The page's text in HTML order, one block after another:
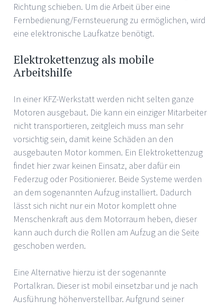
Richtung schieben. Um die Arbeit über eine
Fernbedienung/Fernsteuerung zu ermöglichen, wird
eine elektronische Laufkatze benötigt.
Elektrokettenzug als mobile
Arbeitshilfe
In einer KFZ-Werkstatt werden nicht selten ganze
Motoren ausgebaut. Die kann ein einziger Mitarbeiter
nicht transportieren, zeitgleich muss man sehr
vorsichtig sein, damit keine Schäden an den
ausgebauten Motor kommen. Ein Elektrokettenzug
findet hier zwar keinen Einsatz, aber dafür ein
Federzug oder Positionierer. Beide Systeme werden
an dem sogenannten Aufzug installiert. Dadurch
lässt sich nicht nur ein Motor komplett ohne
Menschenkraft aus dem Motorraum heben, dieser
kann auch durch die Rollen am Aufzug an die Seite
geschoben werden.
Eine Alternative hierzu ist der sogenannte
Portalkran. Dieser ist mobil einsetzbar und je nach
Ausführung höhenverstellbar. Aufgrund seiner